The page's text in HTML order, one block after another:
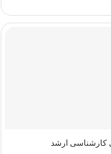
کارشناسی ارشد